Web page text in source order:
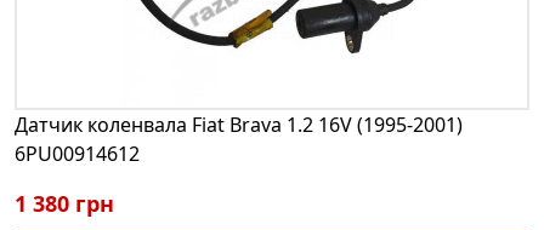
Датчик коленвала Fiat Brava 1.2 16V (1995-2001)
6PU00914612
1 380 грн